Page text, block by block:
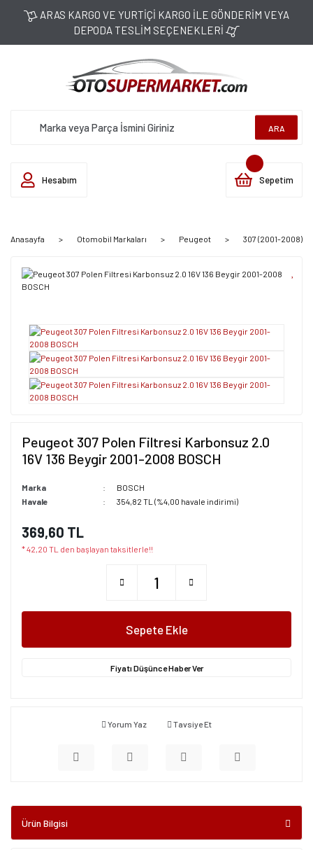
ARAS KARGO VE YURTİÇİ KARGO İLE GÖNDERİM VEYA
DEPODA TESLİM SEÇENEKLERİ
ARA
Hesabım Sepetim
Anasayfa Otomobil Markaları Peugeot 307 (2001-2008)
Peugeot 307 Polen Filtresi Karbonsuz 2.0
16V 136 Beygir 2001-2008 BOSCH
Marka
BOSCH
Havale
354,82 TL (%4,00 havale indirimi)
369,60 TL
* 42,20 TL den başlayan taksitlerle!!
Sepete Ekle
Fiyatı Düşünce Haber Ver
Yorum Yaz Tavsiye Et
Ürün Bilgisi